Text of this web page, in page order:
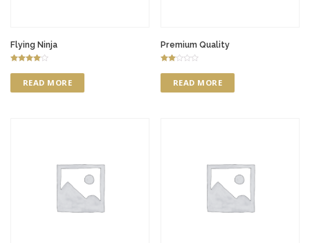
Flying Ninja
4.00
out of 5READ MORE
Premium Quality
d
READ MORE